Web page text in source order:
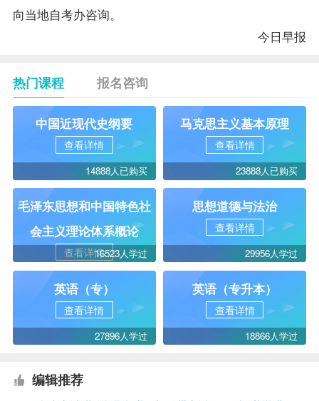
向当地自考办咨询。
今日早报
热门课程 报名咨询
中国近现代史纲要
查看详情
14888人已购买
马克思主义基本原理
查看详情
23888人已购买
毛泽东思想和中国特色社
会主义理论体系概论
查看详情16523人学过
思想道德与法治
查看详情
29956人学过
英语（专）
查看详情
27896人学过
英语（专升本）
查看详情
18866人学过
编辑推荐